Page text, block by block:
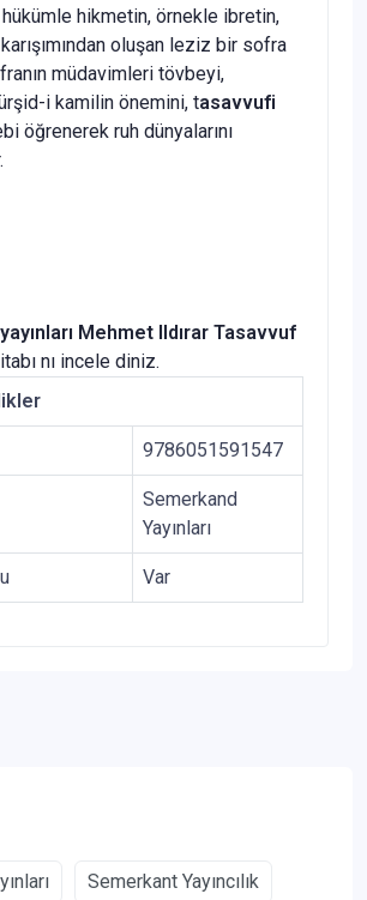
hükümle hikmetin, örnekle ibretin,
oluşan leziz bir sofra
müdavimleri tövbeyi,
i kamilin önemini, tasavvufi
öğrenerek ruh dünyalarını
Mehmet Ildırar Tasavvuf
nı incele diniz.
9786051591547
Semerkand
Yayınları
Var
Semerkant Yayıncılık